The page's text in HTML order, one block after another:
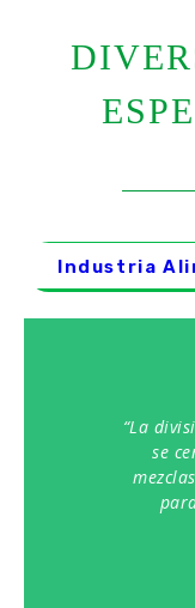
Industria
La
se